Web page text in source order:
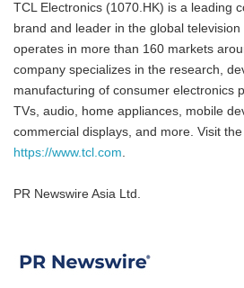
TCL Electronics (1070.HK) is a leading
brand and leader in the global
operates in more than 160 markets
company specializes in the research,
manufacturing of consumer electronics
TVs, audio, home appliances, mobile
commercial displays, and more. Visit
https://www.tcl.com.
PR Newswire Asia Ltd.